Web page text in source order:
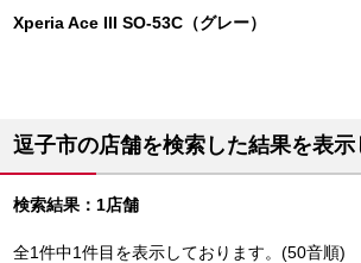
Xperia Ace III SO-53C（グレー）
逗子市の店舗を検索した結果を表
検索結果：1店舗
全1件中1件目を表示しております。(50音順)